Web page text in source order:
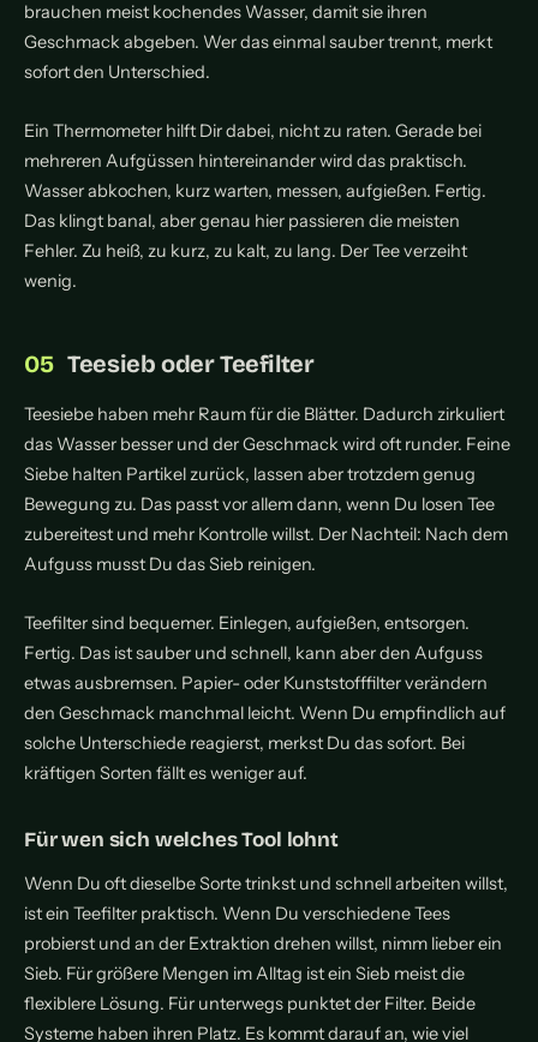
brauchen meist kochendes Wasser, damit sie ihren
Geschmack abgeben. Wer das einmal sauber trennt, merkt
sofort den Unterschied.
Ein Thermometer hilft Dir dabei, nicht zu raten. Gerade bei
mehreren Aufgüssen hintereinander wird das praktisch.
Wasser abkochen, kurz warten, messen, aufgießen. Fertig.
Das klingt banal, aber genau hier passieren die meisten
Fehler. Zu heiß, zu kurz, zu kalt, zu lang. Der Tee verzeiht
wenig.
Teesieb oder Teefilter
Teesiebe haben mehr Raum für die Blätter. Dadurch zirkuliert
das Wasser besser und der Geschmack wird oft runder. Feine
Siebe halten Partikel zurück, lassen aber trotzdem genug
Bewegung zu. Das passt vor allem dann, wenn Du losen Tee
zubereitest und mehr Kontrolle willst. Der Nachteil: Nach dem
Aufguss musst Du das Sieb reinigen.
Teefilter sind bequemer. Einlegen, aufgießen, entsorgen.
Fertig. Das ist sauber und schnell, kann aber den Aufguss
etwas ausbremsen. Papier- oder Kunststofffilter verändern
den Geschmack manchmal leicht. Wenn Du empfindlich auf
solche Unterschiede reagierst, merkst Du das sofort. Bei
kräftigen Sorten fällt es weniger auf.
Für wen sich welches Tool lohnt
Wenn Du oft dieselbe Sorte trinkst und schnell arbeiten willst,
ist ein Teefilter praktisch. Wenn Du verschiedene Tees
probierst und an der Extraktion drehen willst, nimm lieber ein
Sieb. Für größere Mengen im Alltag ist ein Sieb meist die
flexiblere Lösung. Für unterwegs punktet der Filter. Beide
Systeme haben ihren Platz. Es kommt darauf an, wie viel